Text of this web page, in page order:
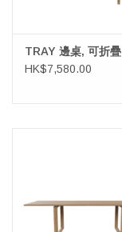
TRAY 邊桌, 可折疊
HK$7,580.00